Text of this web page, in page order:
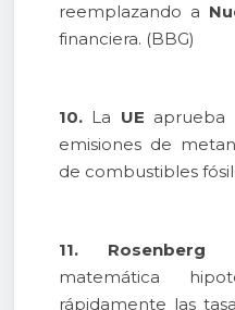
reemplazando a
financiera. (BBG)
10.La UE aprueba
emisiones de
de combustibles
11. Rosenberg
matemática
rápidamente las